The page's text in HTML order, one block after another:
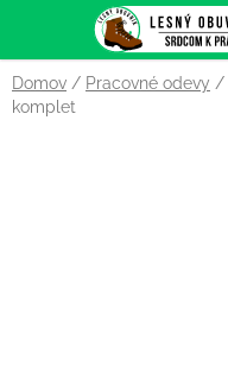
obsah
Domov / Pracovné odevy /
komplet